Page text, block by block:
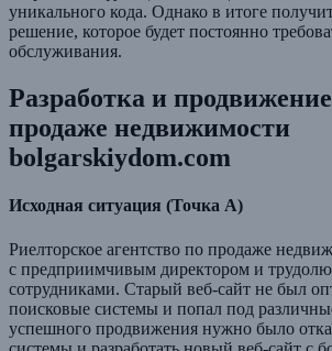
уникального кода. Однако в итоге
решение, которое будет постоянно
обслуживания.
Разработка и
продаже недвижимости
bolgarskiydom.com
Исходная ситуация (Точка А)
Риелторское агентство по продаже
с предприимчивым директором и
сотрудниками. Старый веб-сайт не был
поисковые системы и попал под
успешного продвижения нужно было